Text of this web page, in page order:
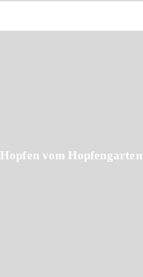
Hopfen vom Hopfengarten